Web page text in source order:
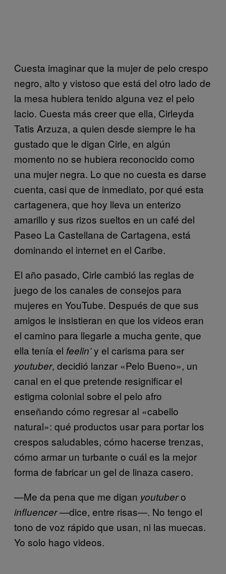
Cuesta imaginar que la mujer de pelo crespo
negro, alto y vistoso que está del otro lado de
la mesa hubiera tenido alguna vez el pelo
lacio. Cuesta más creer que ella, Cirleyda
Tatis Arzuza, a quien desde siempre le ha
gustado que le digan Cirle, en algún
momento no se hubiera reconocido como
una mujer negra. Lo que no cuesta es darse
cuenta, casi que de inmediato, por qué esta
cartagenera, que hoy lleva un enterizo
amarillo y sus rizos sueltos en un café del
Paseo La Castellana de Cartagena, está
dominando el internet en el Caribe.
El año pasado, Cirle cambió las reglas de
juego de los canales de consejos para
mujeres en YouTube. Después de que sus
amigos le insistieran en que los videos eran
el camino para llegarle a mucha gente, que
ella tenía el feelin’y el carisma para ser
youtuber, decidió lanzar «Pelo Bueno», un
canal en el que pretende resignificar el
estigma colonial sobre el pelo afro
enseñando cómo regresar al «cabello
natural»: qué productos usar para portar los
crespos saludables, cómo hacerse trenzas,
cómo armar un turbante o cuál es la mejor
forma de fabricar un gel de linaza casero.
—Me da pena que me digan youtubero
influencer—dice, entre risas—. No tengo el
tono de voz rápido que usan, ni las muecas.
Yo solo hago videos.